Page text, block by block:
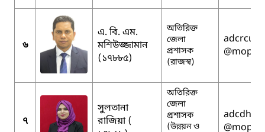
৬
এ. বি. এম.
মশিউজ্জামান
(১৭৮৮৫)
অতিরিক্ত
জেলা
প্রশাসক
(রাজস্ব)
৭
সুলতানা
রাজিয়া (
অতিরিক্ত
জেলা
প্রশাসক
(উন্নয়ন ও